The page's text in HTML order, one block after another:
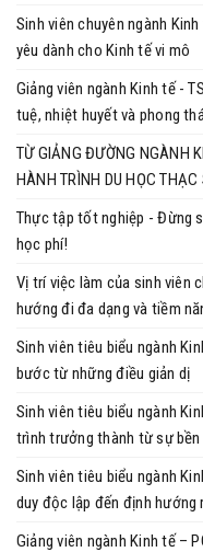
Sinh viên chuyên ngành
yêu dành cho Kinh tế vi mô
Giảng viên ngành Kinh tế -
tuệ, nhiệt huyết và phong
TỪ GIẢNG ĐƯỜNG NGÀNH
HÀNH TRÌNH DU HỌC
KINH TẾ
Thực tập tốt nghiệp - Đừng
học phí!
Vị trí việc làm của sinh viên
hướng đi đa dạng và tiềm
Sinh viên tiêu biểu ngành
bước từ những điều giản dị
Sinh viên tiêu biểu ngành
trình trưởng thành từ sự
Sinh viên tiêu biểu ngành
duy độc lập đến định hướng
Giảng viên ngành Kinh tế –